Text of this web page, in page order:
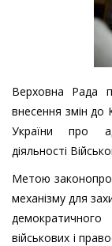
Верховна Рада
внесення змін до
України про
діяльності
Метою
механізму для
військових і